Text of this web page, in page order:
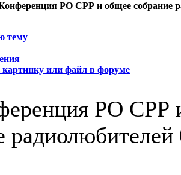
РО СРР и общее собрание
тему
картинку или файл в форуме
РО СРР
радиолюбителей